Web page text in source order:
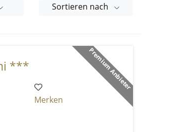
Sortieren nach
Premium Anbieter
***
Merken